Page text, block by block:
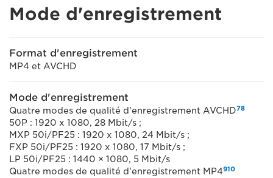
Mode d'enregistrement
Format d'enregistrement
MP4 et AVCHD
Mode d'enregistrement
Quatre modes de qualité d'enregistrement AVCHD78
50P : 1920 x 1080, 28 Mbit/s ;
MXP 50i/PF25 : 1920 x 1080, 24 Mbit/s ;
FXP 50i/PF25 : 1920 x 1080, 17 Mbit/s ;
LP 50i/PF25 : 1440 × 1080, 5 Mbit/s
Quatre modes de qualité d'enregistrement MP4910